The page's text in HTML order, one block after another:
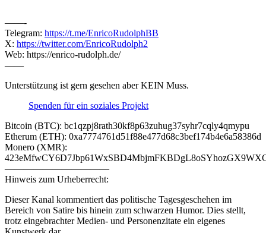
——-
Telegram: https://t.me/EnricoRudolphBB
X: https://twitter.com/EnricoRudolph2
Web: https://enrico-rudolph.de/
——
Unterstützung ist gern gesehen aber KEIN Muss.
Spenden für ein soziales Projekt
Bitcoin (BTC): bc1qzpj8rath30kf8p63zuhug37syhr7cqly4qmypu
Etherum (ETH): 0xa7774761d51f88e477d68c3bef174b4e6a58386d
Monero (XMR):
———————————
Hinweis zum Urheberrecht:
Dieser Kanal kommentiert das politische Tagesgeschehen im
Bereich von Satire bis hinein zum schwarzen Humor. Dies stellt,
trotz eingebrachter Medien- und Personenzitate ein eigenes